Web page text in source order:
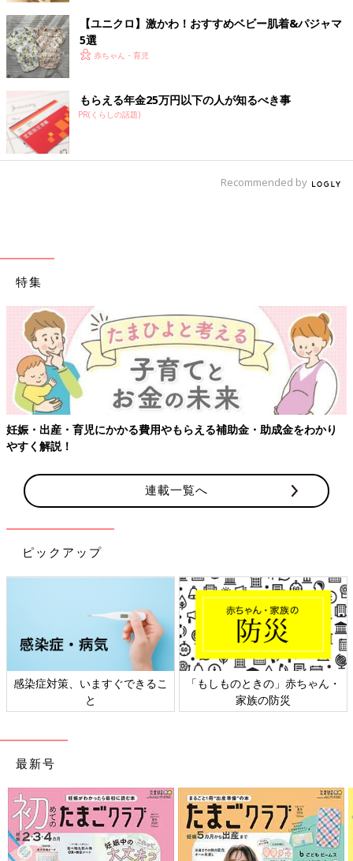
【ユニクロ】激かわ！おすすめベビー肌着&パジャマ
5選
赤ちゃん・育児
もらえる年金25万円以下の人が知るべき事
PR(くらしの話題)
Recommended by
特集
妊娠・出産・育児にかかる費用やもらえる補助金・助成金をわかり
やすく解説！
連載一覧へ
ピックアップ
感染症対策、いますぐできるこ
と
「もしものときの」赤ちゃん・
家族の防災
最新号